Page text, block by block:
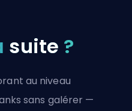
suite ?
au niveau
sans galérer —